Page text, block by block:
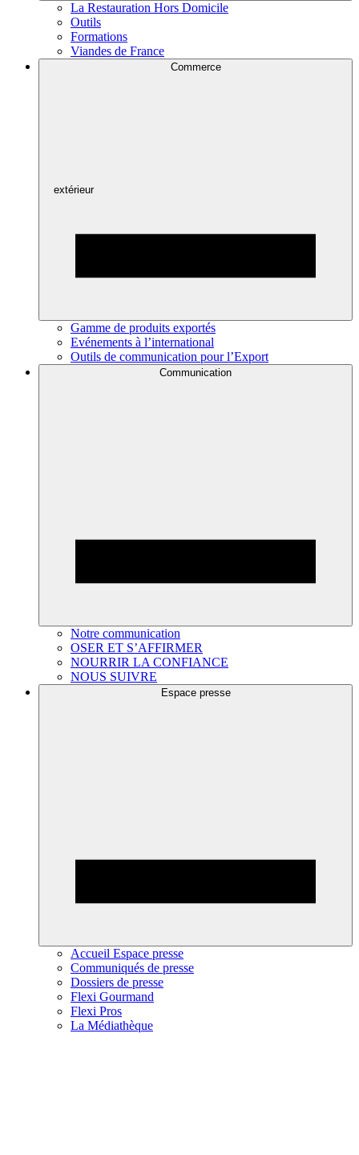
La Restauration Hors Domicile
Outils
Formations
Viandes de France
Commerce
extérieur
Gamme de produits exportés
Evénements à l’international
Outils de communication pour l’Export
Communication
Notre communication
OSER ET S’AFFIRMER
NOURRIR LA CONFIANCE
NOUS SUIVRE
Espace presse
Accueil Espace presse
Communiqués de presse
Dossiers de presse
Flexi Gourmand
Flexi Pros
La Médiathèque